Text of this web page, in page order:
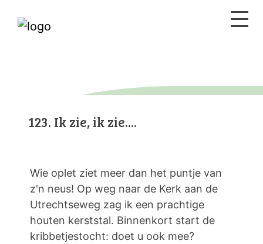
123. Ik zie, ik zie....
Wie oplet ziet meer dan het puntje van
z'n neus! Op weg naar de Kerk aan de
Utrechtseweg zag ik een prachtige
houten kerststal. Binnenkort start de
kribbetjestocht: doet u ook mee?